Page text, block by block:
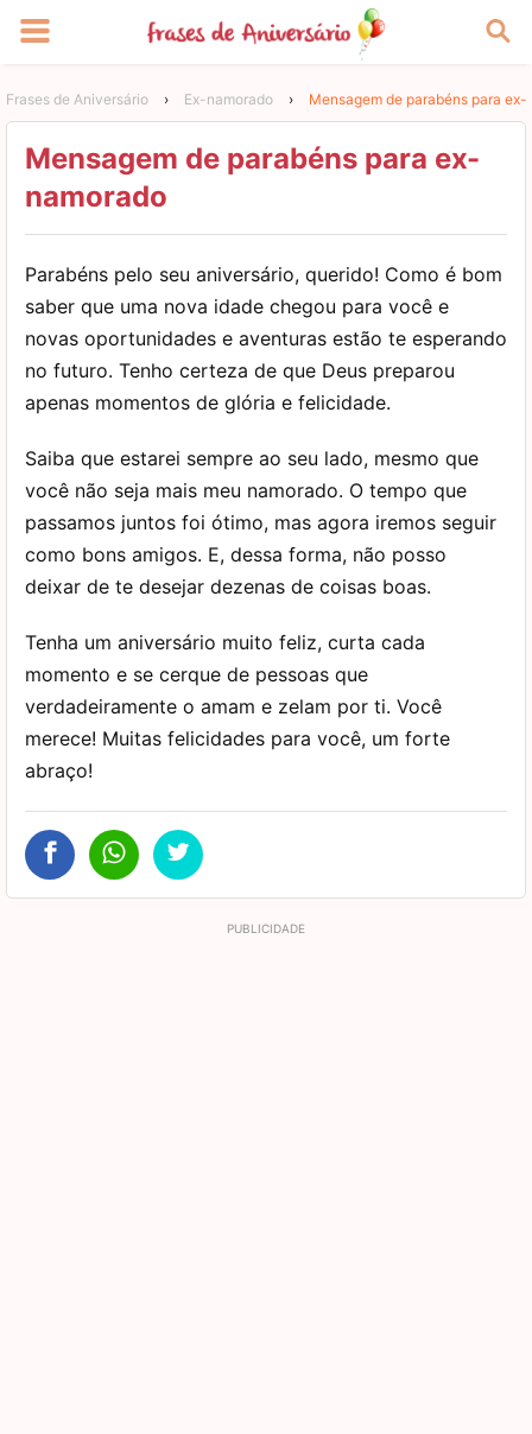
Frases de Aniversário › Ex-namorado › Mensagem de parabéns para ex-
Mensagem de parabéns para ex-
namorado
Parabéns pelo seu aniversário, querido! Como é bom
saber que uma nova idade chegou para você e
novas oportunidades e aventuras estão te esperando
no futuro. Tenho certeza de que Deus preparou
apenas momentos de glória e felicidade.
Saiba que estarei sempre ao seu lado, mesmo que
você não seja mais meu namorado. O tempo que
passamos juntos foi ótimo, mas agora iremos seguir
como bons amigos. E, dessa forma, não posso
deixar de te desejar dezenas de coisas boas.
Tenha um aniversário muito feliz, curta cada
momento e se cerque de pessoas que
verdadeiramente o amam e zelam por ti. Você
merece! Muitas felicidades para você, um forte
abraço!